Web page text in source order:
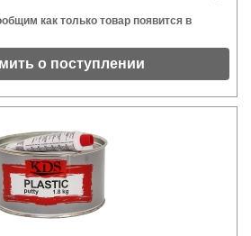
как только товар появится в
о поступлении